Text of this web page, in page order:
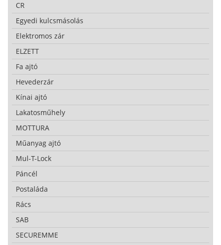
CR
Egyedi kulcsmásolás
Elektromos zár
ELZETT
Fa ajtó
Hevederzár
Kínai ajtó
Lakatosműhely
MOTTURA
Műanyag ajtó
Mul-T-Lock
Páncél
Postaláda
Rács
SAB
SECUREMME